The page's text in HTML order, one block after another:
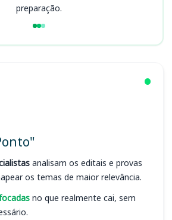
preparação.
analisam os editais e provas
os temas de maior relevância.
no que realmente cai, sem